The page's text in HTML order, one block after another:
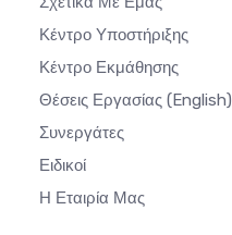
Κέντρο Υποστήριξης
Κέντρο Εκμάθησης
Θέσεις Εργασίας (English)
Συνεργάτες
Ειδικοί
Η Εταιρία Μας